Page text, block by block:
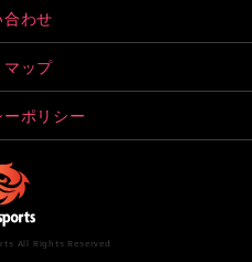
わせ
ップ
ポリシー
All Rights Reserved